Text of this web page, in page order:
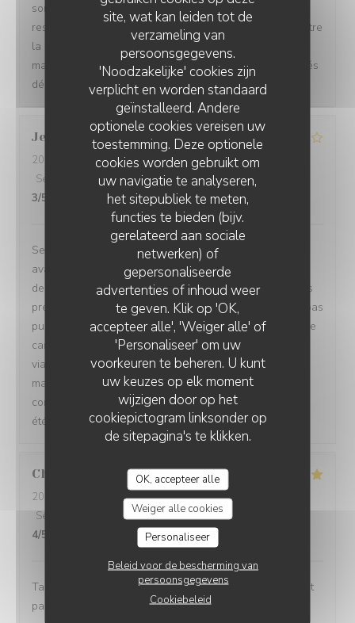
site, wat kan leiden tot de
verzameling van
persoonsgegevens.
'Noodzakelijke' cookies zijn
verplicht en worden standaard
geïnstalleerd. Andere
optionele cookies vereisen uw
toestemming. Deze optionele
cookies worden gebruikt om
uw navigatie te analyseren,
het sitepubliek te meten,
functies te bieden (bijv.
gerelateerd aan sociale
netwerken) of
gepersonaliseerde
advertenties of inhoud weer
te geven. Klik op 'OK,
accepteer alle', 'Weiger alle' of
'Personaliseer' om uw
voorkeuren te beheren. U kunt
uw keuzes op elk moment
wijzigen door op het
cookiepictogram linksonder op
de sitepagina's te klikken.
OK, accepteer alle
Weiger alle cookies
Personaliseer
Beleid voor de bescherming van
persoonsgegevens
Cookiebeleid
sont de base. Petit bémol en plus avec la canicule le
restaurant n’a pas de climatisation. Pour nous cela va être
la première et la dernière fois chez vous. Nous n’avons
malheureusement pas écouté les avis d’amis qui ont étés
déçu aussi une fois.
Jean-Charles
2026-08-04
- 12:00 - Gasten 12
Service
Atmosfeer:4/5 Keuken:4/5 Kwaliteit / Prijs
3/5
Service trop lent et désorganisé. Plus de 2h d’attente
avant de recevoir les premiers plats… Lorsque les
dernières personnes ont reçu leur plat ( plat du jour) les
premières avaient fini leur plat! Un collègue n’a même pas
pu manger tellement le service était lent. C’est dommage
car les plats étaient bons ( fondue fromage, fondue
viande, tartare et plat du jour. Le cadre est sympa,
manquait un peu de climatisation. Un petit geste
commercial pour l’attente (offrir les cafés par ex.) aurait
été bien perçu.
Christophe
2026-08-01
- 19:30 - Gasten 2
Service
Atmosfeer:5/5 Keuken:5/5
4/5
Tartare de bœuf excellent, service impeccable, tout était
parfait . Merci
RESTAURANT LA DÉSALPE